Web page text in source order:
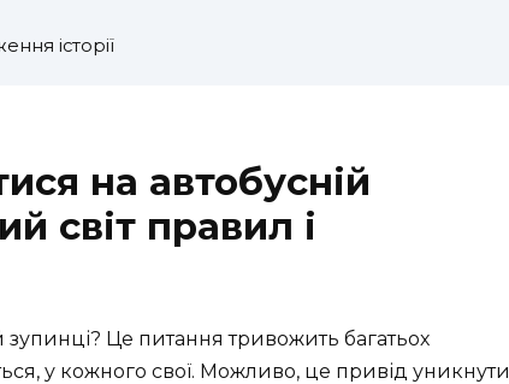
історії
на автобусній
світ правил і
Це питання тривожить багатьох
у кожного свої. Можливо, це привід уникнути